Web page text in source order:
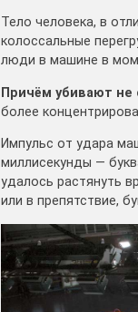
Тело человека, в
колоссальные
люди в машине в
Причём убивают не
более
Импульс от удара
миллисекунды —
удалось растянуть
или в препятствие,